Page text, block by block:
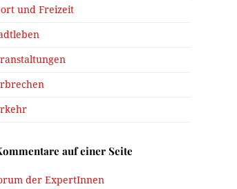
und Freizeit
auf einer Seite
der ExpertInnen